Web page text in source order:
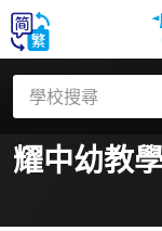
耀中幼教